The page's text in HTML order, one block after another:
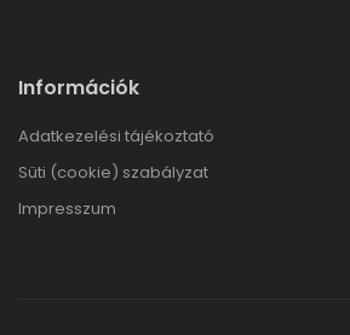
Információk
Adatkezelési tájékoztató
Süti (cookie) szabályzat
Impresszum